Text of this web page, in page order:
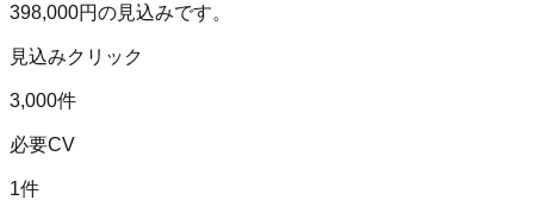
398,000円の見込みです。
見込みクリック
3,000件
必要CV
1件